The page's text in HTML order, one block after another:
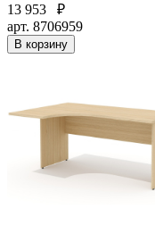
13 953
₽
арт. 8706959
В корзину